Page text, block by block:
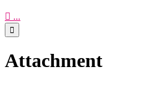
 ...

Attachment